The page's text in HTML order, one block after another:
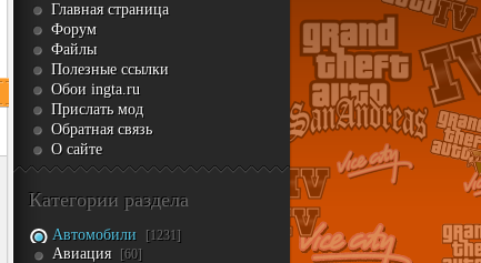
Главная страница
Форум
Файлы
Полезные ссылки
Обои ingta.ru
Прислать мод
Обратная связь
О сайте
Категории раздела
Автомобили [1231]
Авиация [60]